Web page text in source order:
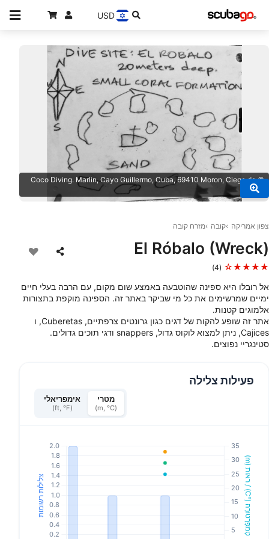
USD
© Coco Diving. Marlin, Cayo Guillermo, Cuba, 69410 Moron, Ciego de
Avila
צפון אמריקה קובה מזרח קובה
El Róbalo (Wreck)
★★★★☆
(4)
אל רובלו היא ספינה שהוטבעה באמצע שום מקום, עם הרבה בעלי חיים
ימיים שמרשימים את כל מי שביקר באתר זה. הספינה מוקפת בתצורות
אלמוגים קטנות.
אתר זה שופע להקות של דגים כגון גרונטים צרפתיים, Cuberetas, ו
Cajices, ניתן למצוא לוקוס גדול, snappers ודגי תוכים גדולים.
סטינגריי נפוצים.
פעילות צלילה
מטרי
(m, °C)
אימפריאלי
(ft, °F)